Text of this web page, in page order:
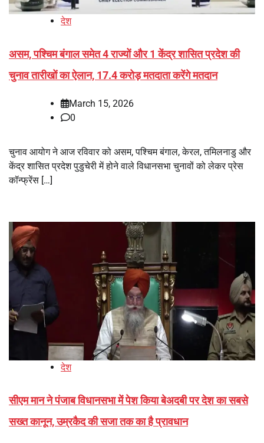
देश
असम, पश्चिम बंगाल समेत 4 राज्यों और 1 केंद्र शासित प्रदेश की
चुनाव तारीखों का ऐलान, 17.4 करोड़ मतदाता करेंगे मतदान
March 15, 2026
0
चुनाव आयोग ने आज रविवार को असम, पश्चिम बंगाल, केरल, तमिलनाडु और
केंद्र शासित प्रदेश पुडुचेरी में होने वाले विधानसभा चुनावों को लेकर प्रेस
कॉन्फ्रेंस […]
देश
सीएम मान ने पंजाब विधानसभा में पेश किया बेअदबी पर देश का सबसे
सख्त कानून, उम्रकैद की सजा तक का है प्रावधान